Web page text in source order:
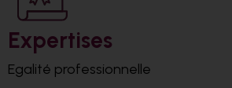
Expertises
Egalité professionnelle